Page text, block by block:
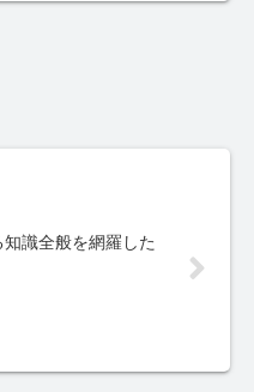
識全般を網羅した